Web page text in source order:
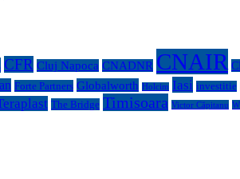
CFR Cluj Napoca CNADNR CNAIR
Forte Partners Globalworth Holcim Iasi investitie
The Bridge Timisoara Victor Căpitanu